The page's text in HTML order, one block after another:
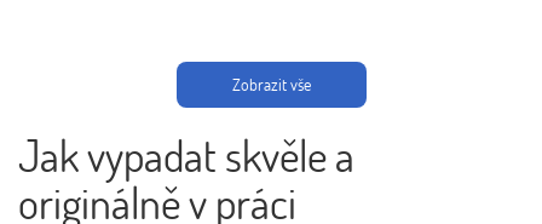
Zobrazit vše
Jak vypadat skvěle a
originálně v práci